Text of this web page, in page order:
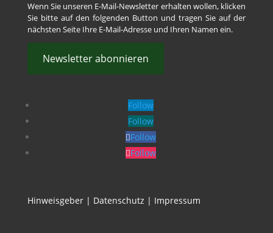
Wenn Sie unseren E-Mail-Newsletter erhalten wollen, klicken
Sie bitte auf den folgenden Button und tragen Sie auf der
nächsten Seite Ihre E-Mail-Adresse und Ihren Namen ein.
Newsletter abonnieren
Follow
Follow
Follow
Follow
Hinweisgeber| Datenschutz | Impressum